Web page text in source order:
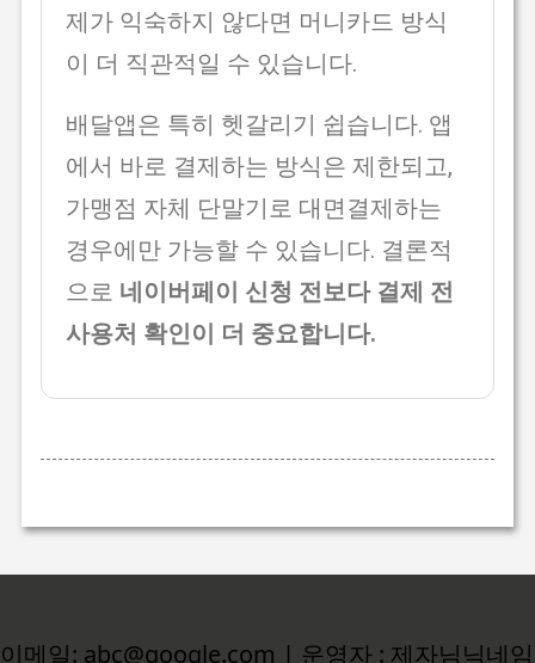
제가 익숙하지 않다면 머니카드 방식
이 더 직관적일 수 있습니다.
배달앱은 특히 헷갈리기 쉽습니다. 앱
에서 바로 결제하는 방식은 제한되고,
가맹점 자체 단말기로 대면결제하는
경우에만 가능할 수 있습니다. 결론적
으로 네이버페이 신청 전보다 결제 전
사용처 확인이 더 중요합니다.
이메일: abc@google.com | 운영자 : 제자님닉네임